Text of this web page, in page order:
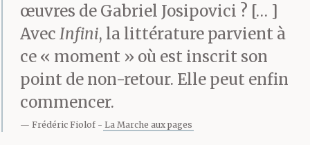
don mais seulement le
désir d’exhiber leur
profil et de parler dans
les journaux. L’art est
accessoire, a-t-il dit, ce
œuvres de Gabriel Josipovici ? [… ]
Avec Infini, la littérature parvient à
ce « moment » où est inscrit son
point de non-retour. Elle peut enfin
commencer.
Frédéric Fiolof La Marche aux pages